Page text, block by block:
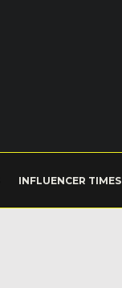
INFLUENCER TIMES